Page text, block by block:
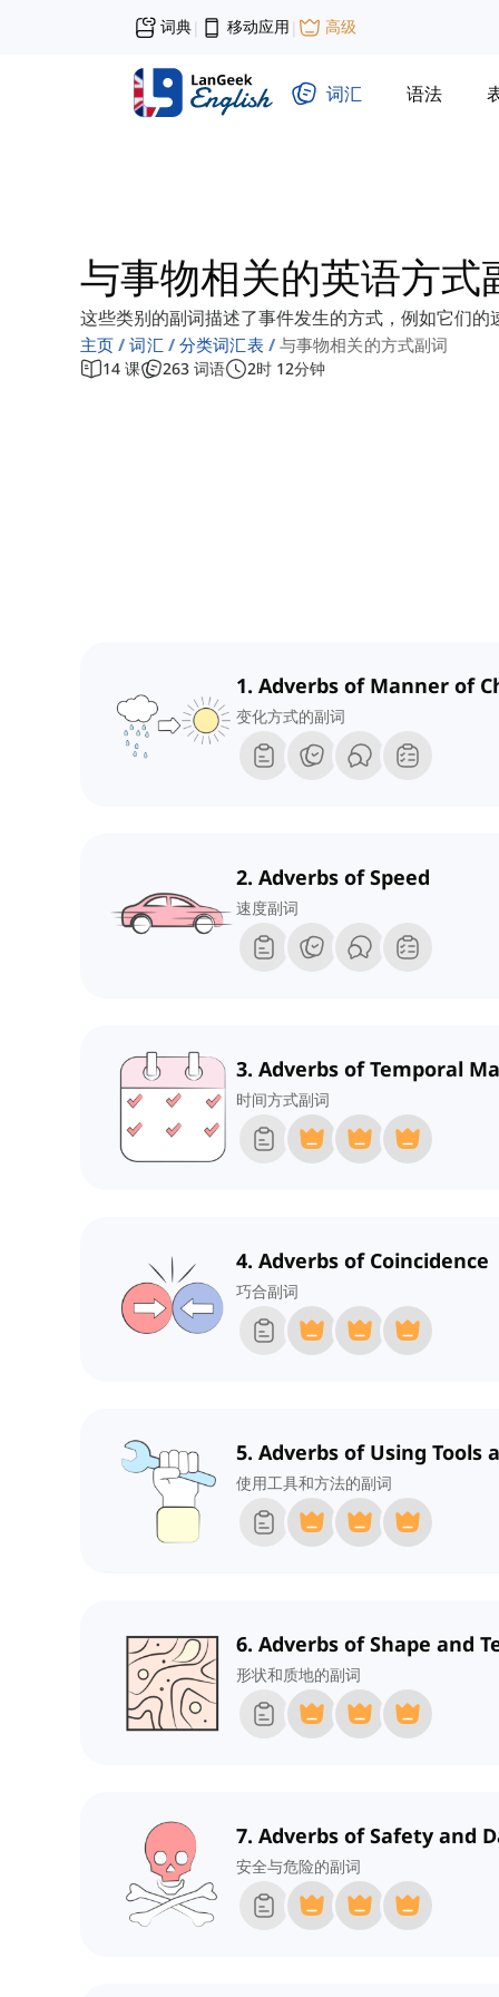
词典| 移动应用 | 高级
词汇 语法
与事物相关的英语方式
这些类别的副词描述了事件发生的方式，例如它们的
主页 词汇 分类词汇表 与事物相关的方式副词
14 课 263 词语 2时 12分钟
1. Adverbs of Manner of
变化方式的副词
2. Adverbs of Speed
速度副词
3. Adverbs of Temporal
时间方式副词
4. Adverbs of Coincidence
巧合副词
5. Adverbs of Using Tools
使用工具和方法的副词
6. Adverbs of Shape and
形状和质地的副词
7. Adverbs of Safety and
安全与危险的副词